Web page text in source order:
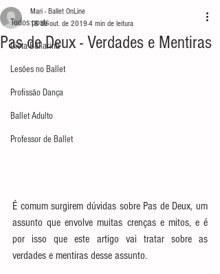
Todos posts
Dieta Bailarina
Lesões no Ballet
Profissão Dança
Ballet Adulto
Professor de Ballet
Pas de Deux - Verdades e Mentiras
Mari - Ballet OnLine
18 de out. de 2019 4 min de leitura
É comum surgirem dúvidas sobre Pas de Deux, um
assunto que envolve muitas crenças e mitos, e é
por isso que este artigo vai tratar sobre as
verdades e mentiras desse assunto.